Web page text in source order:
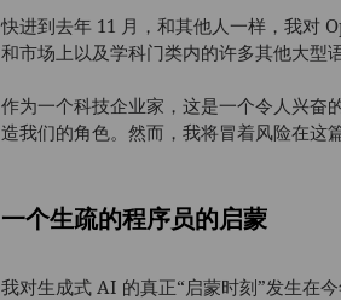
快进到去年 11 月，和其他人一样，我对
和市场上以及学科门类内的许多其他大型
作为一个科技企业家，这是一个令人兴奋
造我们的角色。然而，我将冒着风险在这
​一个生疏的程序员的启蒙
我对生成式 AI 的真正“启蒙时刻”发生在